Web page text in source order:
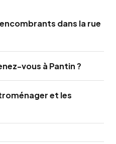
dans la rue
vous à Pantin ?
et les